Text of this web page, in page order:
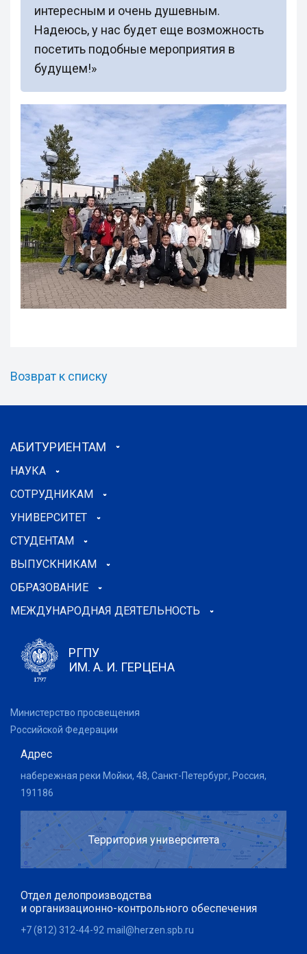
интересным и очень душевным.
Надеюсь, у нас будет еще возможность
посетить подобные мероприятия в
будущем!»
Возврат к списку
АБИТУРИЕНТАМ
НАУКА
СОТРУДНИКАМ
УНИВЕРСИТЕТ
СТУДЕНТАМ
ВЫПУСКНИКАМ
ОБРАЗОВАНИЕ
МЕЖДУНАРОДНАЯ ДЕЯТЕЛЬНОСТЬ
РГПУ
ИМ. А. И. ГЕРЦЕНА
Министерство просвещения
Российской Федерации
Адрес
набережная реки Мойки, 48, Санкт-Петербург, Россия,
191186
Территория университета
Отдел делопроизводства
и организационно-контрольного обеспечения
+7 (812) 312-44-92 mail@herzen.spb.ru